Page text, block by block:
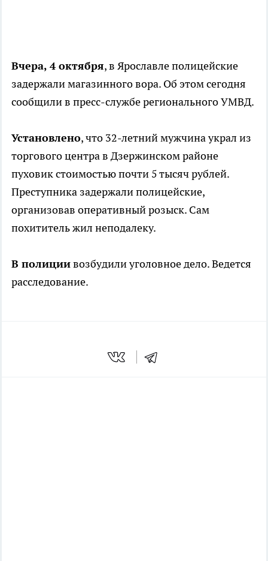
Вчера, 4 октября, в Ярославле полицейские
задержали магазинного вора. Об этом сегодня
сообщили в пресс-службе регионального УМВД.
Установлено, что 32-летний мужчина украл из
торгового центра в Дзержинском районе
пуховик стоимостью почти 5 тысяч рублей.
Преступника задержали полицейские,
организовав оперативный розыск. Сам
похититель жил неподалеку.
В полициивозбудили уголовное дело. Ведется
расследование.